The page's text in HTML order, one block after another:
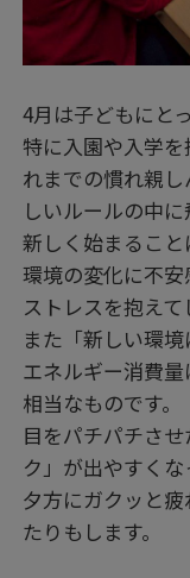
4月は子どもにと
特に入園や入学
れまでの慣れ親
しいルールの中
新しく始まること
環境の変化に不
ストレスを抱えて
また「新しい環
エネルギー消費量
相当なものです。
目をパチパチさ
ク」が出やすくな
夕方にガクッと
たりもします。